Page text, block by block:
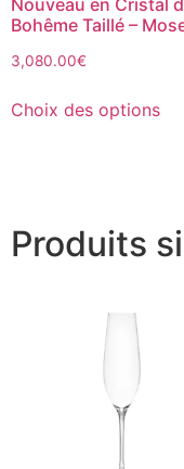
Bohême Taillé –
3,080.00€
Choix des options
Produits